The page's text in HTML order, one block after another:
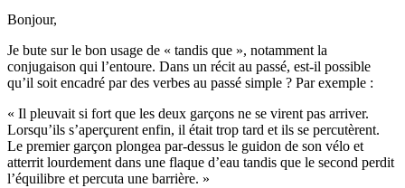
Bonjour,
Je bute sur le bon usage de « tandis que », notamment la
conjugaison qui l’entoure. Dans un récit au passé, est-il possible
qu’il soit encadré par des verbes au passé simple ? Par exemple :
« Il pleuvait si fort que les deux garçons ne se virent pas arriver.
Lorsqu’ils s’aperçurent enfin, il était trop tard et ils se percutèrent.
Le premier garçon plongea par-dessus le guidon de son vélo et
atterrit lourdement dans une flaque d’eau tandis que le second perdit
l’équilibre et percuta une barrière. »